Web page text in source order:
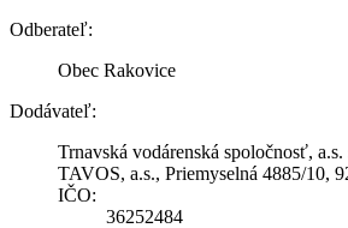
Odberateľ:
Obec Rakovice
Dodávateľ:
Trnavská vodárenská spoločnosť,
TAVOS, a.s., Priemyselná 4885/10,
IČO:
36252484